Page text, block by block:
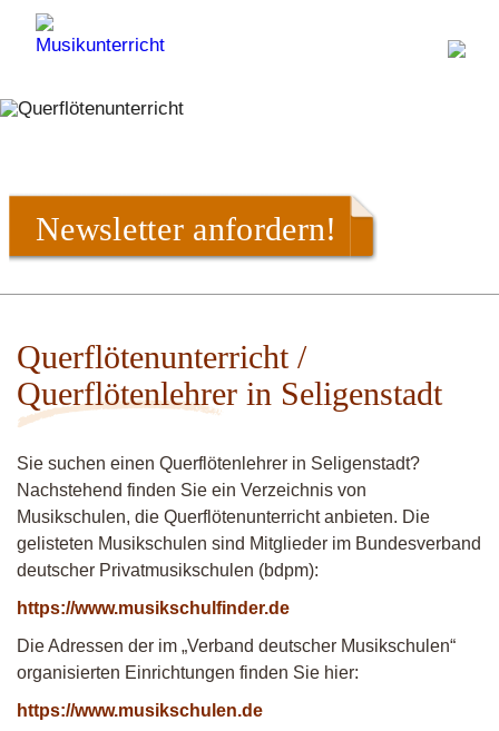
Newsletter anfordern!
Querflötenunterricht /
Querflötenlehrer in Seligenstadt
Sie suchen einen Querflötenlehrer in Seligenstadt?
Nachstehend finden Sie ein Verzeichnis von
Musikschulen, die Querflötenunterricht anbieten. Die
gelisteten Musikschulen sind Mitglieder im Bundesverband
deutscher Privatmusikschulen (bdpm):
https://www.musikschulfinder.de
Die Adressen der im „Verband deutscher Musikschulen“
organisierten Einrichtungen finden Sie hier:
https://www.musikschulen.de